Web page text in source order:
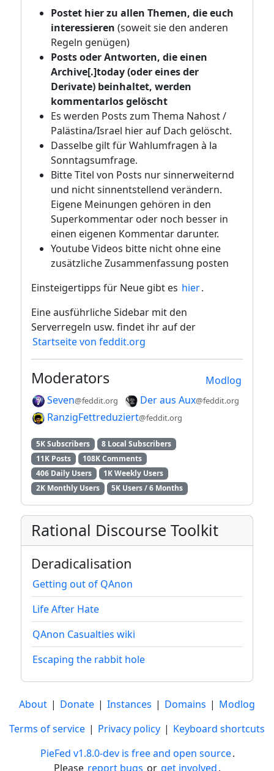
Postet hier zu allen Themen, die euch
interessieren (soweit sie den anderen
Regeln genügen)
Posts oder Antworten, die einen
Archive[.]today (oder eines der
Derivate) beinhaltet, werden
kommentarlos gelöscht
Es werden Posts zum Thema Nahost /
Palästina/Israel hier auf Dach gelöscht.
Dasselbe gilt für Wahlumfragen à la
Sonntagsumfrage.
Bitte Titel von Posts nur sinnerweiternd
und nicht sinnentstellend verändern.
Eigene Meinungen gehören in den
Superkommentar oder noch besser in
einen eigenen Kommentar darunter.
Youtube Videos bitte nicht ohne eine
zusätzliche Zusammenfassung posten
Einsteigertipps für Neue gibt es hier.
Eine ausführliche Sidebar mit den
Serverregeln usw. findet ihr auf der
Startseite von feddit.org
Modlog
Moderators
Seven@feddit.org Der aus Aux@feddit.org
RanzigFettreduziert@feddit.org
5K Subscribers
8 Local Subscribers
11K Posts
108K Comments
406 Daily Users
1K Weekly Users
2K Monthly Users
5K Users / 6 Months
Rational Discourse Toolkit
Deradicalisation
Getting out of QAnon
Life After Hate
QAnon Casualties wiki
Escaping the rabbit hole
About | Donate | Instances | Domains | Modlog
Terms of service | Privacy policy | Keyboard shortcuts
PieFed v1.8.0-dev is free and open source.
Please report bugs or get involved.